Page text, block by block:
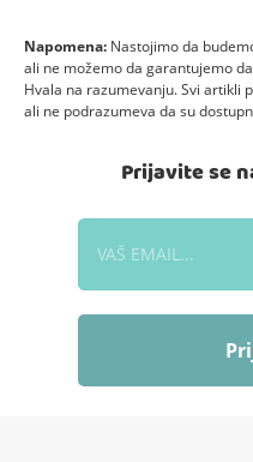
Napomena: Nastojimo da
ali ne možemo da garantujemo
Hvala na razumevanju. Svi artikli
ali ne podrazumeva da su
Prijavite se